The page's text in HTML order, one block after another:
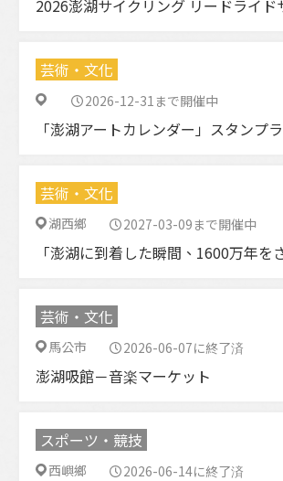
芸術・文化
2026-12-31まで開催中
「澎湖アートカレンダー」スタンプ
芸術・文化
湖西鄉
2027-03-09まで開催中
芸術・文化
馬公市 2026-06-07に終了済
澎湖吸館－音楽マーケット
スポーツ・競技
西嶼鄉 2026-06-14に終了済